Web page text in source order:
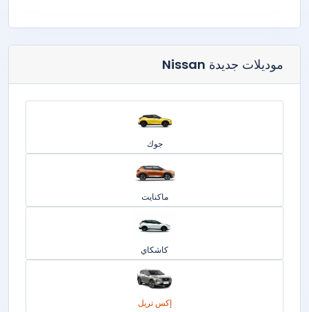
موديلات جديدة Nissan
جوك
ماكنايت
كاشكاي
إكس تريل